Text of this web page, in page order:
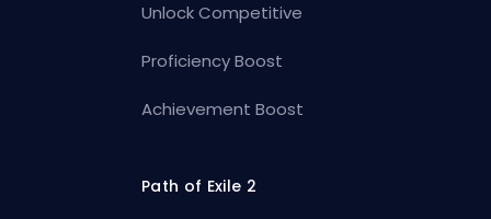
Unlock Competitive
Proficiency Boost
Achievement Boost
Path of Exile 2